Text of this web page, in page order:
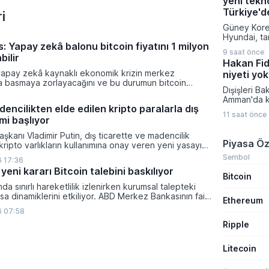
Yapay zekâ balonu bitcoin fiyatını 1 milyon
zekâ kaynaklı ekonomik krizin merkez
basmaya zorlayacağını ve bu durumun bitcoin
kredi krizinin küresel likidite artışına yol
ve bitcoinin bu süreçte en hızlı tepki veren varlık
elde edilen kripto paralarla dış
başlıyor
Vladimir Putin, dış ticarette ve madencilik
varlıkların kullanımına onay veren yeni yasayı
bu düzenleme çerçevesinde madencilikten
paraların belirli şartlar altında dolaşımına ve menkul
kullanılmasına olanak sağlanıyor.
17:36
kararı Bitcoin talebini baskılıyor
sınırlı hareketlilik izlenirken kurumsal talepteki
dinamiklerini etkiliyor. ABD Merkez Bankasının faiz
dar bantta seyreden kripto para birimi, düzenleme
belirsizliklerle baskı altında kalmaya devam ediyor.
07:58
Onaylanan
talep
başlayarak
atacaklar
Teknika
Enerji ve
Güney
Hyundai,
şekilde
satışa
ve ileri
yenilenen
sayesinde
9 saat önce
Hakan
niyeti yok
Dışişleri
Amman'da
bulundu.
Fidan,
toplumun
11 saat önce
Piyasa
Sembol
Bitcoin
Ethereum
Ripple
Litecoin